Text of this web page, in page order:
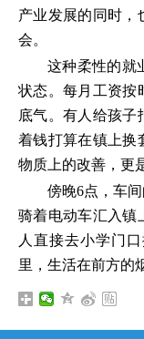
产业发展的同时，
会。
这种柔性的就
状态。每月工资按
底气。有人给孩子
着钱打算在镇上换
物质上的改善，更
傍晚6点，车
骑着电动车汇入镇
人直接去小学门
里，生活在前方的